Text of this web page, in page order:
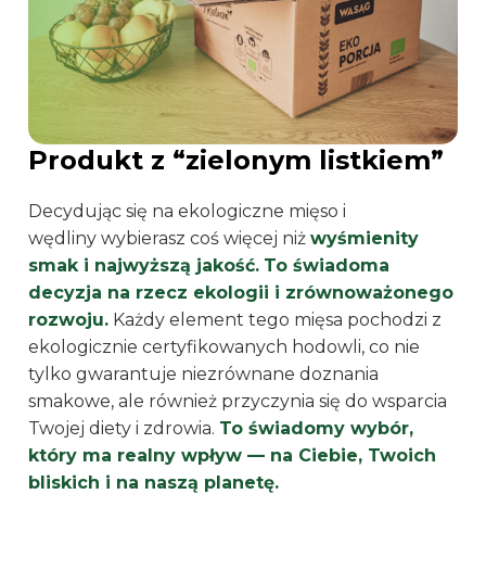
Produkt z “zielonym listkiem”
Decydując się na ekologiczne mięso i
wędliny wybierasz coś więcej niż wyśmienity
smak i najwyższą jakość. To świadoma
decyzja na rzecz ekologii i zrównoważonego
rozwoju. Każdy element tego mięsa pochodzi z
ekologicznie certyfikowanych hodowli, co nie
tylko gwarantuje niezrównane doznania
smakowe, ale również przyczynia się do wsparcia
Twojej diety i zdrowia. To świadomy wybór,
który ma realny wpływ — na Ciebie, Twoich
bliskich i na naszą planetę.